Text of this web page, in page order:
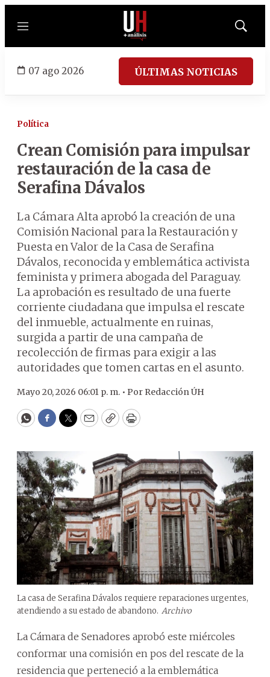
Menú
Mostrar
07 ago 2026 ÚLTIMAS NOTICIAS
Política
Crean Comisión para impulsar
restauración de la casa de
Serafina Dávalos
La Cámara Alta aprobó la creación de una
Comisión Nacional para la Restauración y
Puesta en Valor de la Casa de Serafina
Dávalos, reconocida y emblemática activista
feminista y primera abogada del Paraguay.
La aprobación es resultado de una fuerte
corriente ciudadana que impulsa el rescate
del inmueble, actualmente en ruinas,
surgida a partir de una campaña de
recolección de firmas para exigir a las
autoridades que tomen cartas en el asunto.
Mayo 20, 2026 06:01 p. m. • Por Redacción ÚH
WhatsApp
Facebook
Twitter
EmailCopyPrint
La casa de Serafina Dávalos requiere reparaciones urgentes,
atendiendo a su estado de abandono. Archivo
La Cámara de Senadores aprobó este miércoles
conformar una comisión en pos del rescate de la
residencia que perteneció a la emblemática